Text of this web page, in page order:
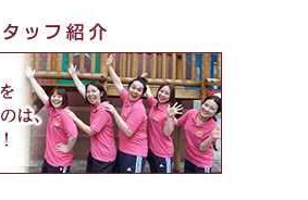
フォトアルバム
スタッフ紹介